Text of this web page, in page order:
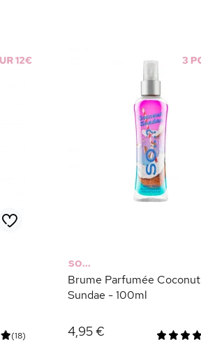
(18)
SO...
Brume Parfumée Coconut
Sundae - 100ml
4,95 €